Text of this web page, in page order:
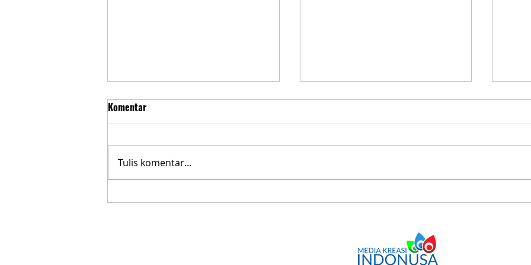
Panduan Beli Oli di Tengah
Jangan Remehkan Penyebab
Komentar
Tulis komentar...